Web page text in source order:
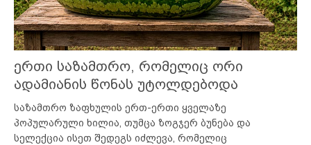
ერთი საზამთრო, რომელიც ორი
ადამიანის წონას უტოლდებოდა
საზამთრო ზაფხულის ერთ-ერთი ყველაზე
პოპულარული ხილია, თუმცა ზოგჯერ ბუნება და
სელექცია ისეთ შედეგს იძლევა, რომელიც